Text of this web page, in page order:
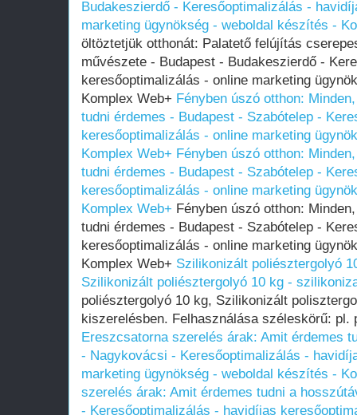
Budakeszierdő - Keresőoptimalizálás -
marketing ügynökség - weboldal készítés -
öltöztetjük otthonát: Palatető felújítás
művészete - Budapest - Budakeszierdő -
keresőoptimalizálás - online marketing
Komplex Web+ Fényben úszó otthon:
tudni érdemes - Budapest - Szabótelep -
keresőoptimalizálás - online marketing
Komplex Web+ Fényben úszó otthon:
tudni érdemes - Budapest - Szabótelep -
keresőoptimalizálás - online marketing
Komplex Web+ Fényben úszó otthon:
tudni érdemes - Budapest - Szabótelep -
keresőoptimalizálás - online marketing
Komplex Web+ Szilikonizált poliésztergolyó
Szilikonizált poliésztergolyó 10 kg -
poliésztergolyó 10 kg, Szilikonizált
kiszerelésben. Felhasználása széleskörű: pl.
Ereszcsatorna szerelés árak: Amit érdemes
- Nagykovácsi - Keresőoptimalizálás -
marketing ügynökség - weboldal készítés -
szerelés árak: Amit érdemes tudni a
- Keresőoptimalizálás - havidíjas